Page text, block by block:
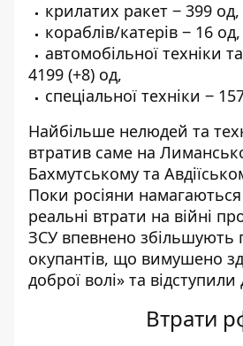
крилатих ракет ‒ 399 од,
кораблів/катерів ‒ 16 од,
автомобільної техніки
4199 (+8) од,
спеціальної техніки ‒
Найбільше нелюдей та
втратив саме на
Бахмутському та
Поки росіяни
реальні втрати на війні
ЗСУ впевнено збільшують
окупантів, що вимушено
доброї волі» та
Втрати